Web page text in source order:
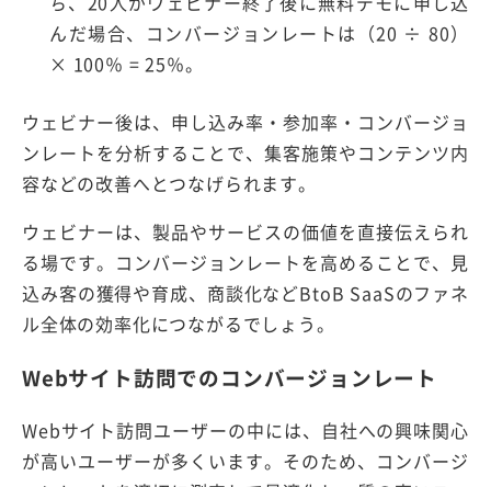
んだ場合、コンバージョンレートは（20 ÷ 80）
× 100％ = 25％。
ウェビナー後は、申し込み率・参加率・コンバージョ
ンレートを分析することで、集客施策やコンテンツ内
容などの改善へとつなげられます。
ウェビナーは、製品やサービスの価値を直接伝えられ
る場です。コンバージョンレートを高めることで、見
込み客の獲得や育成、商談化などBtoB SaaSのファネ
ル全体の効率化につながるでしょう。
Webサイト訪問でのコンバージョンレート
Webサイト訪問ユーザーの中には、自社への興味関心
が高いユーザーが多くいます。そのため、コンバージ